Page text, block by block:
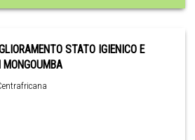
STATO IGIENICO E